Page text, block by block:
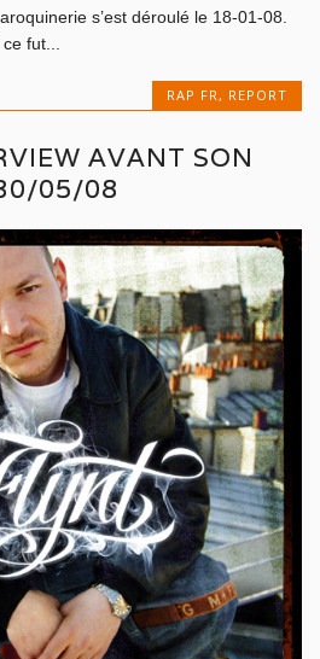
s’est déroulé le 18-01-08.
fut...
RAP FR , REPORT
AVANT SON
05/08